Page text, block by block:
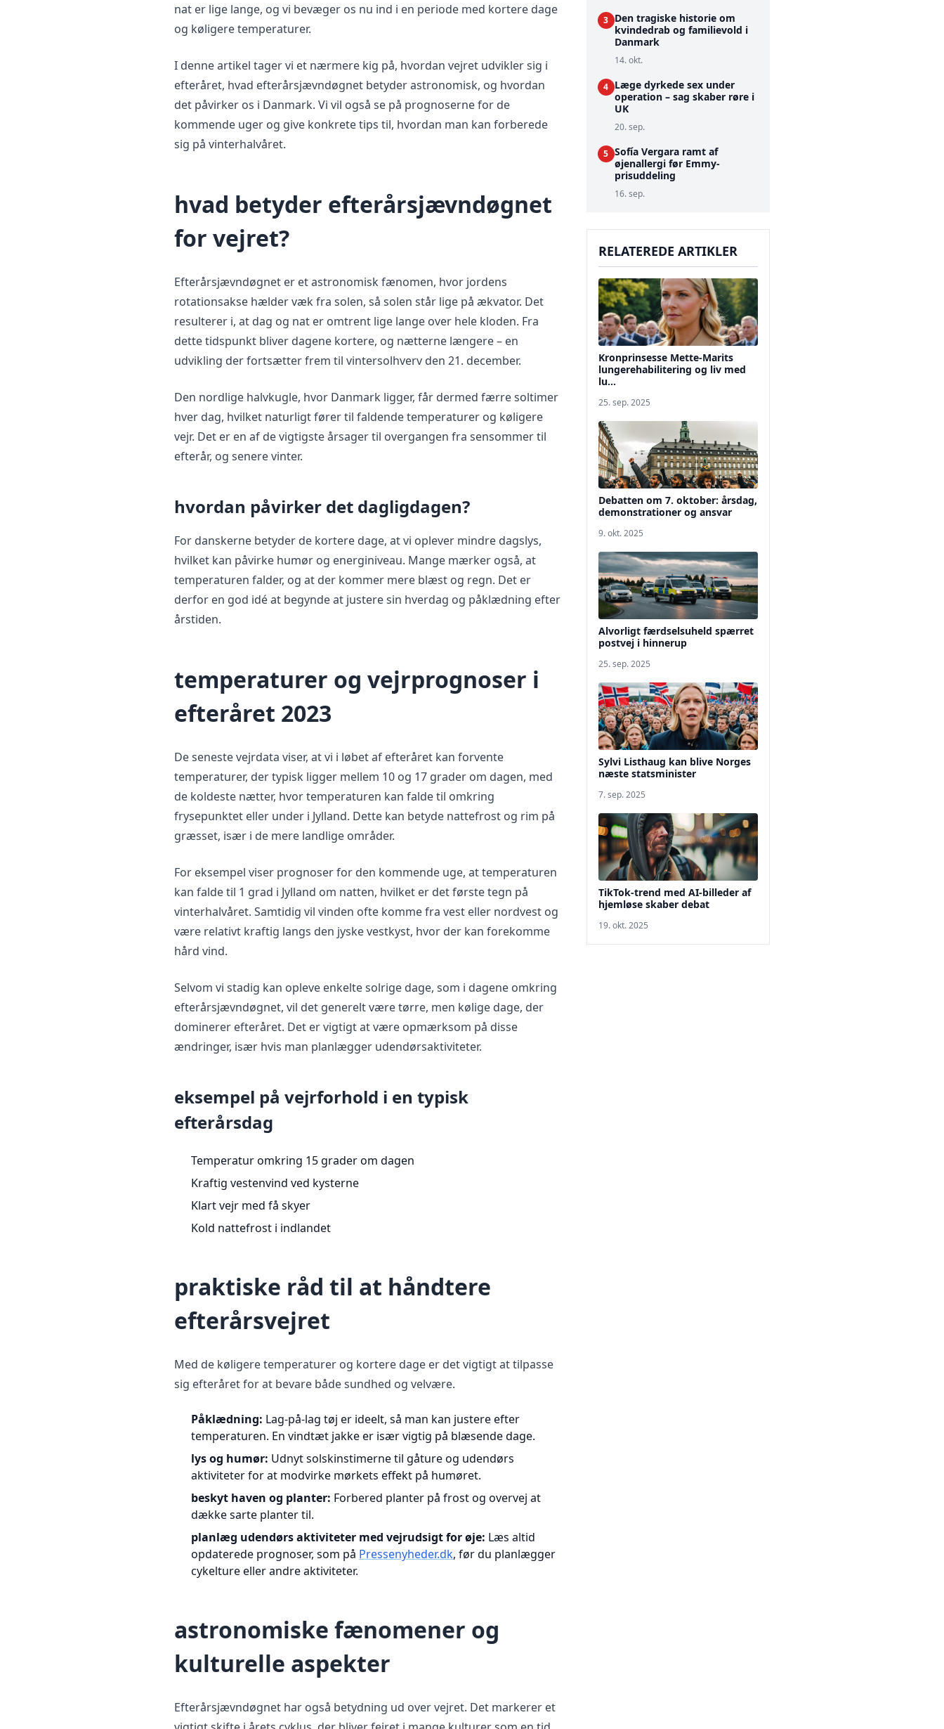
nat er lige lange, og vi bevæger os nu ind i en periode med kortere dage
og køligere temperaturer.
I denne artikel tager vi et nærmere kig på, hvordan vejret udvikler sig i
efteråret, hvad efterårsjævndøgnet betyder astronomisk, og hvordan
det påvirker os i Danmark. Vi vil også se på prognoserne for de
kommende uger og give konkrete tips til, hvordan man kan forberede
sig på vinterhalvåret.
hvad betyder efterårsjævndøgnet
for vejret?
Efterårsjævndøgnet er et astronomisk fænomen, hvor jordens
rotationsakse hælder væk fra solen, så solen står lige på ækvator. Det
resulterer i, at dag og nat er omtrent lige lange over hele kloden. Fra
dette tidspunkt bliver dagene kortere, og nætterne længere – en
udvikling der fortsætter frem til vintersolhverv den 21. december.
Den nordlige halvkugle, hvor Danmark ligger, får dermed færre soltimer
hver dag, hvilket naturligt fører til faldende temperaturer og køligere
vejr. Det er en af de vigtigste årsager til overgangen fra sensommer til
efterår, og senere vinter.
hvordan påvirker det dagligdagen?
For danskerne betyder de kortere dage, at vi oplever mindre dagslys,
hvilket kan påvirke humør og energiniveau. Mange mærker også, at
temperaturen falder, og at der kommer mere blæst og regn. Det er
derfor en god idé at begynde at justere sin hverdag og påklædning efter
årstiden.
temperaturer og vejrprognoser i
efteråret 2023
De seneste vejrdata viser, at vi i løbet af efteråret kan forvente
temperaturer, der typisk ligger mellem 10 og 17 grader om dagen, med
de koldeste nætter, hvor temperaturen kan falde til omkring
frysepunktet eller under i Jylland. Dette kan betyde nattefrost og rim på
græsset, især i de mere landlige områder.
For eksempel viser prognoser for den kommende uge, at temperaturen
kan falde til 1 grad i Jylland om natten, hvilket er det første tegn på
vinterhalvåret. Samtidig vil vinden ofte komme fra vest eller nordvest og
være relativt kraftig langs den jyske vestkyst, hvor der kan forekomme
hård vind.
Selvom vi stadig kan opleve enkelte solrige dage, som i dagene omkring
efterårsjævndøgnet, vil det generelt være tørre, men kølige dage, der
dominerer efteråret. Det er vigtigt at være opmærksom på disse
ændringer, især hvis man planlægger udendørsaktiviteter.
eksempel på vejrforhold i en typisk
efterårsdag
Temperatur omkring 15 grader om dagen
Kraftig vestenvind ved kysterne
Klart vejr med få skyer
Kold nattefrost i indlandet
praktiske råd til at håndtere
efterårsvejret
Med de køligere temperaturer og kortere dage er det vigtigt at tilpasse
sig efteråret for at bevare både sundhed og velvære.
Påklædning: Lag-på-lag tøj er ideelt, så man kan justere efter
temperaturen. En vindtæt jakke er især vigtig på blæsende dage.
lys og humør: Udnyt solskinstimerne til gåture og udendørs
aktiviteter for at modvirke mørkets effekt på humøret.
beskyt haven og planter: Forbered planter på frost og overvej at
dække sarte planter til.
planlæg udendørs aktiviteter med vejrudsigt for øje: Læs altid
opdaterede prognoser, som på Pressenyheder.dk, før du planlægger
cykelture eller andre aktiviteter.
astronomiske fænomener og
kulturelle aspekter
Efterårsjævndøgnet har også betydning ud over vejret. Det markerer et
3 Den tragiske historie om
kvindedrab og familievold i
Danmark
14. okt.
4 Læge dyrkede sex under
operation – sag skaber røre i
UK
20. sep.
5 Sofía Vergara ramt af
øjenallergi før Emmy-
prisuddeling
16. sep.
RELATEREDE ARTIKLER
Kronprinsesse Mette-Marits
lungerehabilitering og liv med
lu...
25. sep. 2025
Debatten om 7. oktober: årsdag,
demonstrationer og ansvar
9. okt. 2025
Alvorligt færdselsuheld spærret
postvej i hinnerup
25. sep. 2025
Sylvi Listhaug kan blive Norges
næste statsminister
7. sep. 2025
TikTok-trend med AI-billeder af
hjemløse skaber debat
19. okt. 2025